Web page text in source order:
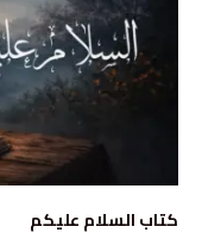
كتاب السلام عليكم